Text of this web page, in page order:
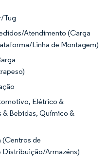
Tug
Atendimento (Carga
Linha de Montagem)
Elétrico &
& Bebidas, Químico &
(Centros de
Armazéns)